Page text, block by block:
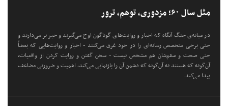
مثل سال ۶۰؛ مزدوری، توهم، ترور
در میانه‌ی جنگ آنگاه که اخبار و روایت‌های گوناگون اوج می‌گیرند و خیز بر می‌دارند و
حتی برخی متخصص رسانه‌ای را در خود غرق می‌کنند - اخبار و روایت‌هایی که بعضاً
حتی صحت و سقم‌شان هم مشخص نیست - سخن گفتن و روایت کردن از واقعیات،
آن‌گونه که هستند نه آن‌گونه که دشمن آن را بازنمایی می‌کند، اهمیت و ضرورتی مضاعف
پیدا می‌کند.